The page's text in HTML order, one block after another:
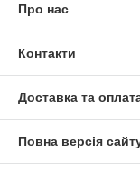
Про нас
Контакти
Доставка та
Повна версія